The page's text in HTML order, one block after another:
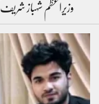
وزیراعظم شہباز شریف